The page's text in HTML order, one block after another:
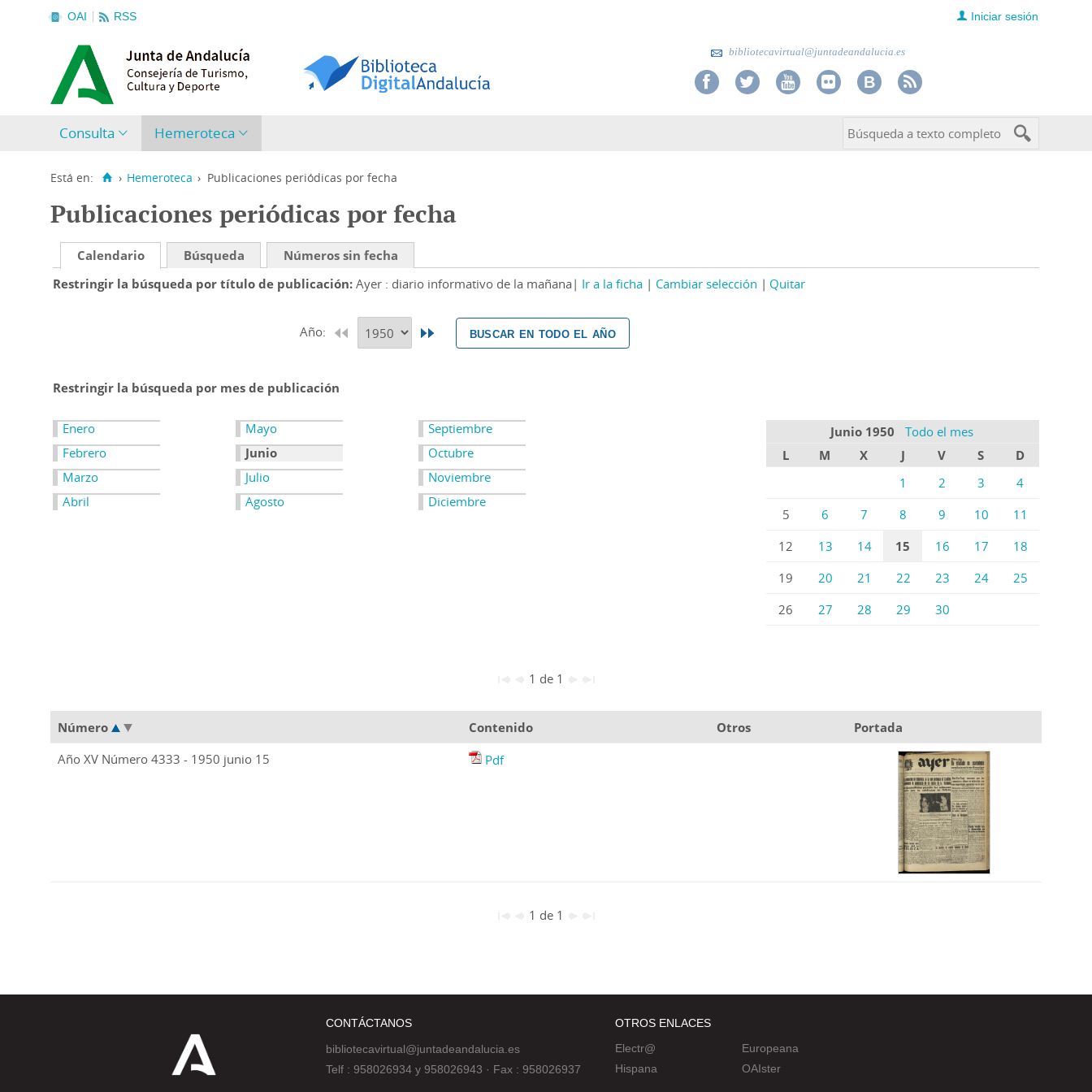
OAI RSS Iniciar sesión
bibliotecavirtual@juntadeandalucia.es
Consulta Hemeroteca
Está en: › Hemeroteca › Publicaciones periódicas por fecha
Publicaciones periódicas por fecha
Calendario Búsqueda
Números sin fecha
Restringir la búsqueda por título de publicación Ayer : diario informativo de la mañana Ir a la ficha Cambiar selección Quitar
Año: buscar en todo el año
Restringir la búsqueda por mes de publicación
Enero
Febrero
Marzo
Abril
Mayo
Junio
Julio
Agosto
Septiembre
Octubre
Noviembre
Diciembre
Junio 1950
Todo el mes
L
M X J V S
D
1
2 3
4
5
6 7 8 9 10
11
12
13 14 15 16 17
18
19
20 21 22 23 24
25
26
27 28 29 30
1 de 1
Número Contenido Otros
Portada
Año XV Número 4333 - 1950 junio 15
Pdf
1 de 1
CONTÁCTANOS
bibliotecavirtual@juntadeandalucia.es
Telf : 958026934 y 958026943 · Fax : 958026937
OTROS ENLACES
Electr@
Hispana
Europeana
OAIster